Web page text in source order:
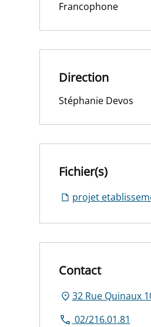
Francophone
Direction
Stéphanie Devos
Fichier(s)
projet
Contact
32 Rue Quinaux
02/216.01.81